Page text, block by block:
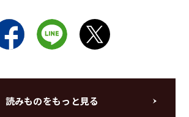
読みものをもっと見る